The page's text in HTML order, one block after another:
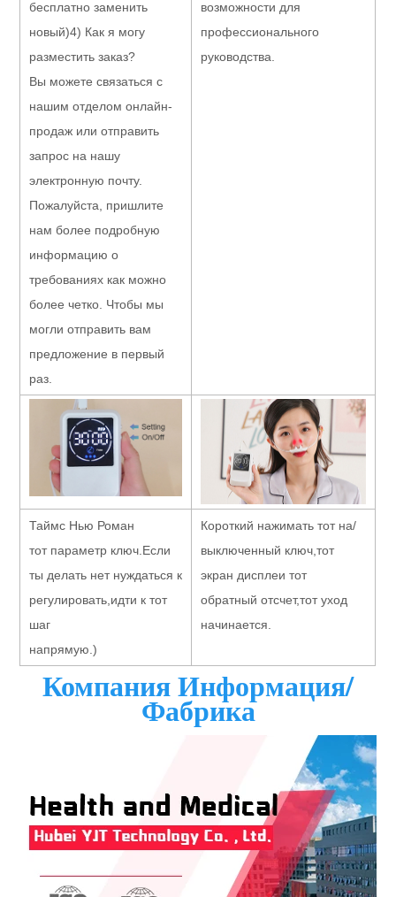
бесплатно заменить
новый)4) Как я могу
разместить заказ?
Вы можете связаться с
нашим отделом онлайн-
продаж или отправить
запрос на нашу
электронную почту.
Пожалуйста, пришлите
нам более подробную
информацию о
требованиях как можно
более четко. Чтобы мы
могли отправить вам
предложение в первый
раз.
возможности для
профессионального
руководства.
Таймс Нью Роман
тот параметр ключ.Если
регулировать,идти к тот
шаг
напрямую.)
Короткий нажимать тот на/
выключенный ключ,тот
экран дисплеи тот
обратный отсчет,тот уход
начинается.
Компания Информация/
Фабрика